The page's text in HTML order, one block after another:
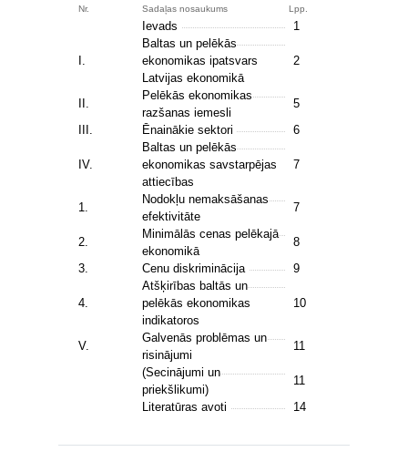
Nr. Sadaļas nosaukums Lpp.
Ievads 1
I.
Baltas un pelēkās
ekonomikas ipatsvars
Latvijas ekonomikā
2
II.
Pelēkās ekonomikas
razšanas iemesli
5
III.
Ēnainākie sektori 6
IV.
Baltas un pelēkās
ekonomikas savstarpējas
attiecības
7
1.
Nodokļu nemaksāšanas
efektivitāte
7
2.
Minimālās cenas pelēkajā
ekonomikā
8
3.
Cenu diskriminācija 9
4.
Atšķirības baltās un
pelēkās ekonomikas
indikatoros
10
V.
Galvenās problēmas un
risinājumi
11
(Secinājumi un
priekšlikumi)
11
Literatūras avoti
14